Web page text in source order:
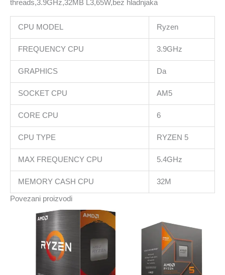
threads,3.9GHz,32MB L3,65W,bez hladnjaka
CPU MODEL Ryzen
FREQUENCY CPU 3.9GHz
GRAPHICS Da
SOCKET CPU AM5
CORE CPU 6
CPU TYPE RYZEN 5
MAX FREQUENCY CPU 5.4GHz
MEMORY CASH CPU 32M
Povezani proizvodi